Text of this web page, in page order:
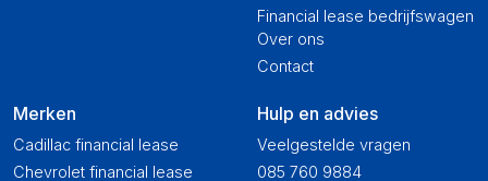
Merken
Cadillac financial lease
Chevrolet financial lease
Financial lease bedrijfswagen
Over ons
Contact
Hulp en advies
Veelgestelde vragen
085 760 9884